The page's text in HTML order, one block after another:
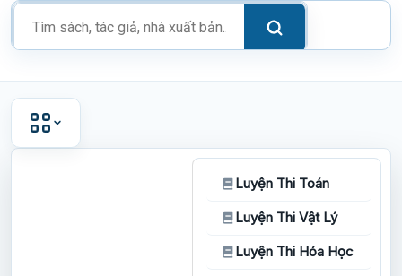
Tìm
kiếm
phẩm
Luyện Thi Toán
Luyện Thi Vật Lý
Luyện Thi Hóa Học